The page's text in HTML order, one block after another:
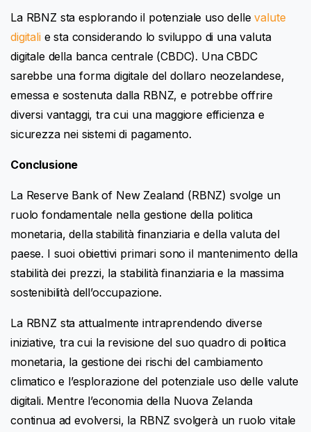
La RBNZ sta esplorando il potenziale uso dellevalute
digitalie sta considerando lo sviluppo di una valuta
digitale della banca centrale (CBDC). Una CBDC
sarebbe una forma digitale del dollaro neozelandese,
emessa e sostenuta dalla RBNZ, e potrebbe offrire
diversi vantaggi, tra cui una maggiore efficienza e
sicurezza nei sistemi di pagamento.
Conclusione
La Reserve Bank of New Zealand (RBNZ) svolge un
ruolo fondamentale nella gestione della politica
monetaria, della stabilità finanziaria e della valuta del
paese. I suoi obiettivi primari sono il mantenimento della
stabilità dei prezzi, la stabilità finanziaria e la massima
sostenibilità dell’occupazione.
La RBNZ sta attualmente intraprendendo diverse
iniziative, tra cui la revisione del suo quadro di politica
monetaria, la gestione dei rischi del cambiamento
climatico e l’esplorazione del potenziale uso delle valute
digitali. Mentre l’economia della Nuova Zelanda
continua ad evolversi, la RBNZ svolgerà un ruolo vitale